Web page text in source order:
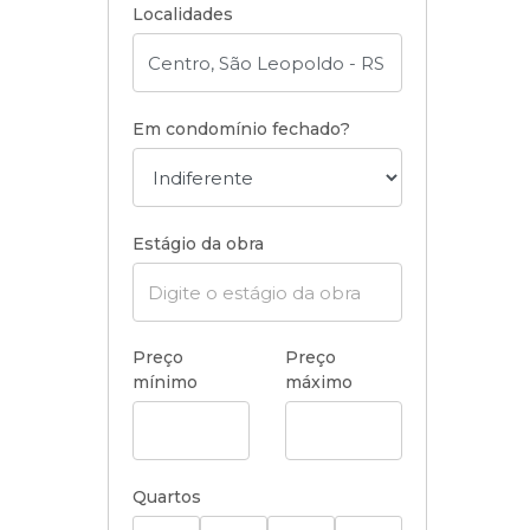
Localidades
Em condomínio fechado?
Estágio da obra
Preço
mínimo
Preço
máximo
Quartos